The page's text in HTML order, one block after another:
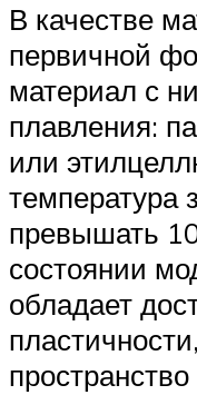
В качестве
первичной
материал с
плавления:
или
температура
превышать
состоянии
обладает